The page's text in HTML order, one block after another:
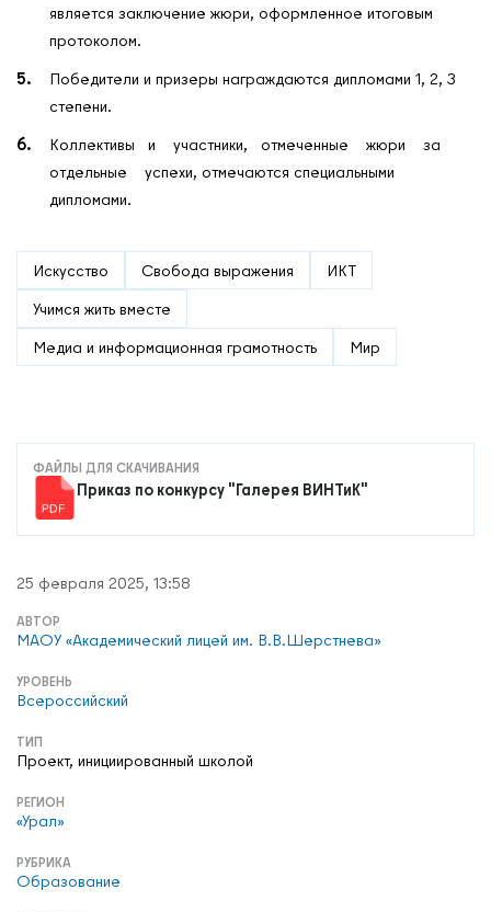
является заключение жюри, оформленное итоговым
протоколом.
Победители и призеры награждаются дипломами 1, 2, 3
степени.
Коллективы и участники, отмеченные жюри за
отдельные успехи, отмечаются специальными
дипломами.
Искусство Свобода выражения
ИКТ
Учимся жить вместе
Медиа и информационная грамотность
Мир
ФАЙЛЫ ДЛЯ СКАЧИВАНИЯ
Приказ по конкурсу "Галерея ВИНТиК"
25 февраля 2025, 13:58
АВТОР
МАОУ «Академический лицей им. В.В.Шерстнева»
УРОВЕНЬ
Всероссийский
ТИП
Проект, инициированный школой
РЕГИОН
«Урал»
РУБРИКА
Образование